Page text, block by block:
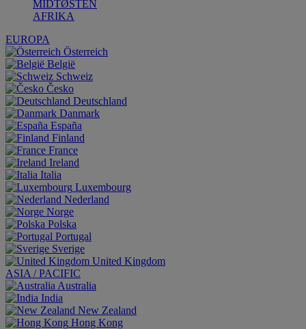
MIDTØSTEN
AFRIKA
EUROPA
Österreich
België
Schweiz
Česko
Deutschland
Danmark
España
Finland
France
Ireland
Italia
Luxembourg
Nederland
Norge
Polska
Portugal
Sverige
United Kingdom
ASIA / PACIFIC
Australia
India
New Zealand
Hong Kong